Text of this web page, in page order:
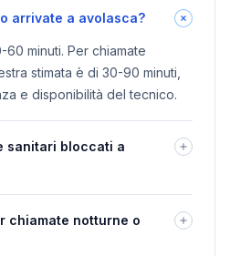
arrivate a avolasca?
minuti. Per chiamate
stimata è di 30-90 minuti,
e disponibilità del tecnico.
sanitari bloccati a
chiamate notturne o